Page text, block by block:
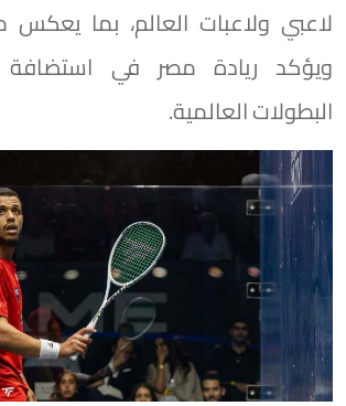
لاعبي ولاعبات العالم، بما يعكس
ويؤكد ريادة مصر في استضافة
البطولات العالمية.